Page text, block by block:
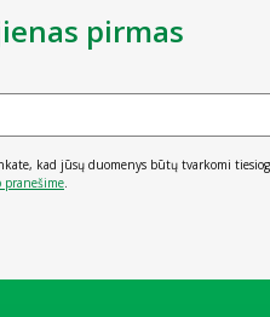
pirmas
kad jūsų duomenys būtų tvarkomi
pranešime